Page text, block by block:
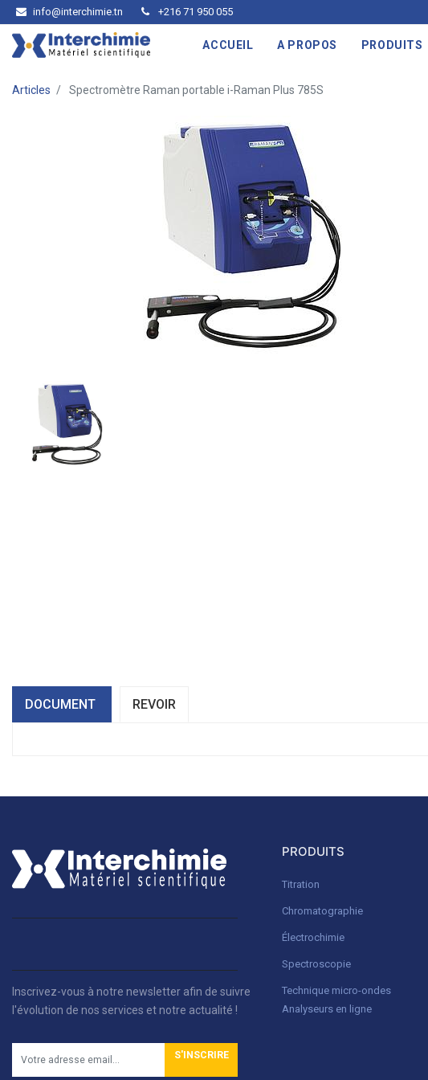
info@interchimie.tn +216 71 950 055
ACCUEIL A PROPOS PRODUITS
Articles Spectromètre Raman portable i-Raman Plus 785S
DOCUMENT REVOIR
Inscrivez-vous à notre newsletter afin de suivre
l'évolution de nos services et notre actualité !
S'INSCRIRE
PRODUITS
Titration
Chromatographie
Électrochimie
Spectroscopie
Technique micro-ondes
Analyseurs en ligne